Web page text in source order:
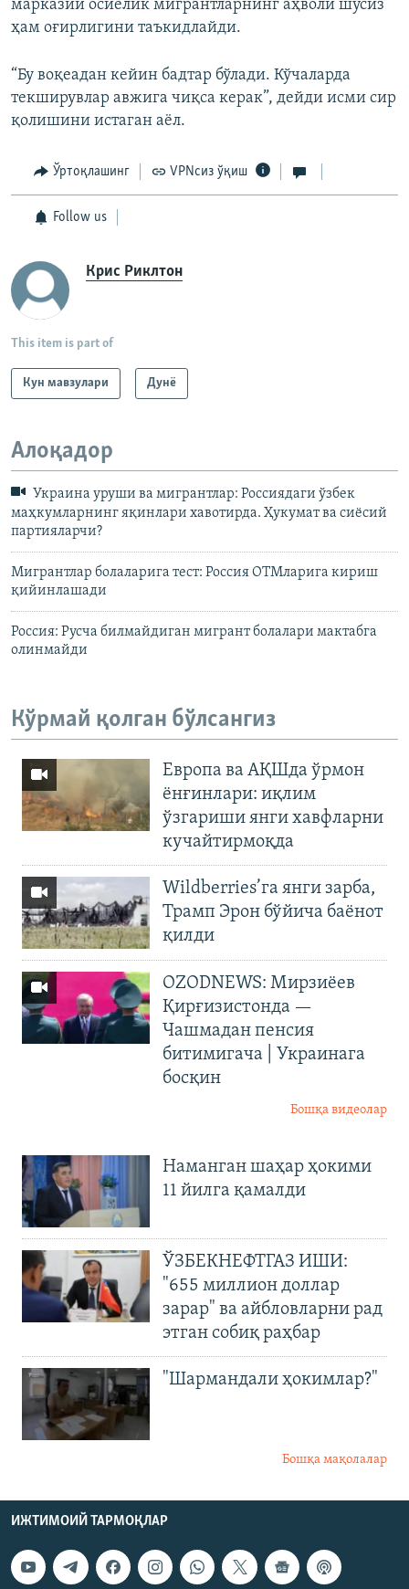
марказий осиёлик мигрантларнинг аҳволи шусиз
ҳам оғирлигини таъкидлайди.
“Бу воқеадан кейин бадтар бўлади. Кўчаларда
текширувлар авжига чиқса керак”, дейди исми сир
қолишини истаган аёл.
Ўртоқлашинг VPNсиз ўқиш
Follow us
Крис Риклтон
This item is part of
Кун мавзулари Дунë
Алоқадор
Украина уруши ва мигрантлар: Россиядаги ўзбек
маҳкумларнинг яқинлари хавотирда. Ҳукумат ва сиёсий
партияларчи?
Мигрантлар болаларига тест: Россия ОТМларига кириш
қийинлашади
Россия: Русча билмайдиган мигрант болалари мактабга
олинмайди
Кўрмай қолган бўлсангиз
Европа ва АҚШда ўрмон
ёнғинлари: иқлим
ўзгариши янги хавфларни
кучайтирмоқда
Wildberries’га янги зарба,
Трамп Эрон бўйича баёнот
қилди
OZODNEWS: Мирзиёев
Қирғизистонда —
Чашмадан пенсия
битимигача | Украинага
босқин
Бошқа видеолар
Наманган шаҳар ҳокими
11 йилга қамалди
ЎЗБЕКНЕФТГАЗ ИШИ:
"655 миллион доллар
зарар" ва айбловларни рад
этган собиқ раҳбар
"Шармандали ҳокимлар?"
Бошқа мақолалар
ИЖТИМОИЙ ТАРМОҚЛАР